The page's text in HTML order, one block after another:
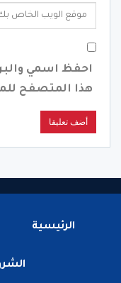
احفظ اسمي
هذا المتصفح
الرئيسية